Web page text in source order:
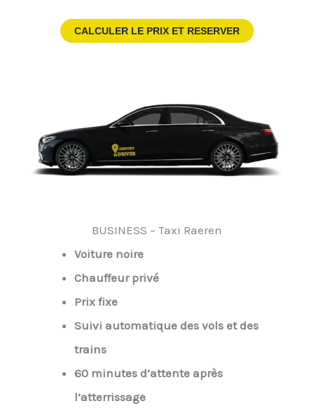
CALCULER LE PRIX ET RESERVER
BUSINESS – Taxi Raeren
Voiture noire
Chauffeur privé
Prix fixe
Suivi automatique des vols et des
trains
60 minutes d’attente après
l’atterrissage